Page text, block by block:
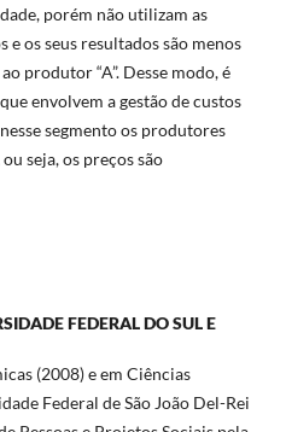
porém não utilizam as
e os seus resultados são menos
produtor “A”. Desse modo, é
envolvem a gestão de custos
segmento os produtores
seja, os preços são
FEDERAL DO SUL E
(2008) e em Ciências
Federal de São João Del-Rei